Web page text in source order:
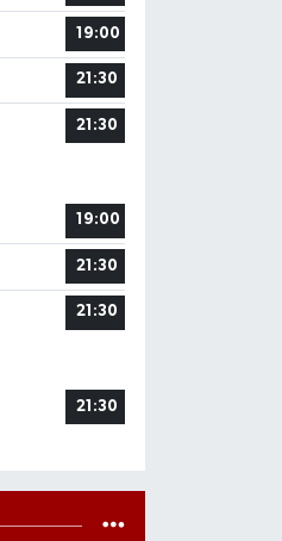
19:00
21:30
21:30
19:00
21:30
21:30
21:30